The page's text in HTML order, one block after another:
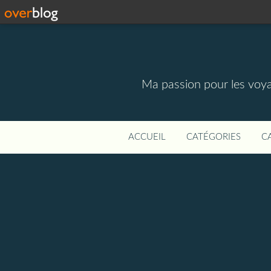
Ma passion pour les
ACCUEIL CATÉGORIES